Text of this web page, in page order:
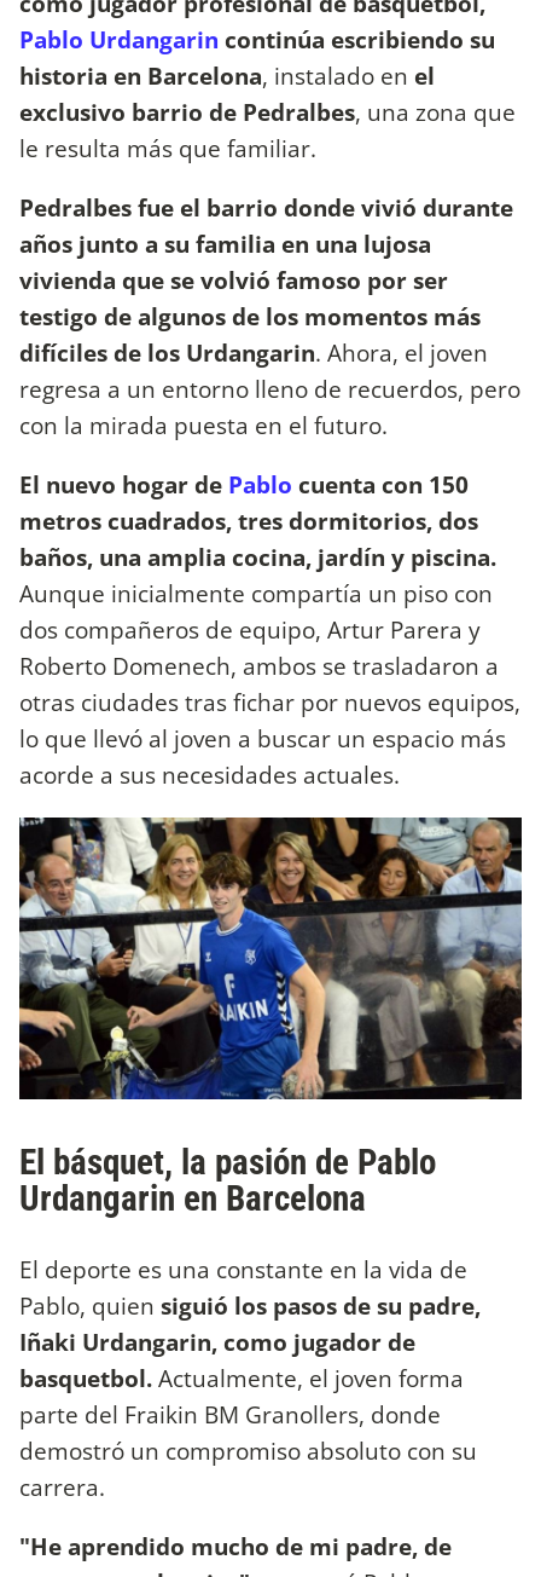
Pablo Urdangarin continúa escribiendo su
historia en Barcelona, instalado en el
exclusivo barrio de Pedralbes, una zona que
le resulta más que familiar.
Pedralbes fue el barrio donde vivió durante
años junto a su familia en una lujosa
vivienda que se volvió famoso por ser
testigo de algunos de los momentos más
difíciles de los Urdangarin. Ahora, el joven
regresa a un entorno lleno de recuerdos, pero
con la mirada puesta en el futuro.
El nuevo hogar de Pablo cuenta con 150
metros cuadrados, tres dormitorios, dos
baños, una amplia cocina, jardín y piscina.
Aunque inicialmente compartía un piso con
dos compañeros de equipo, Artur Parera y
Roberto Domenech, ambos se trasladaron a
otras ciudades tras fichar por nuevos equipos,
lo que llevó al joven a buscar un espacio más
acorde a sus necesidades actuales.
El básquet, la pasión de Pablo
Urdangarin en Barcelona
El deporte es una constante en la vida de
Pablo, quien siguió los pasos de su padre,
Iñaki Urdangarin, como jugador de
basquetbol.Actualmente, el joven forma
parte del Fraikin BM Granollers, donde
demostró un compromiso absoluto con su
carrera.
"He aprendido mucho de mi padre, de